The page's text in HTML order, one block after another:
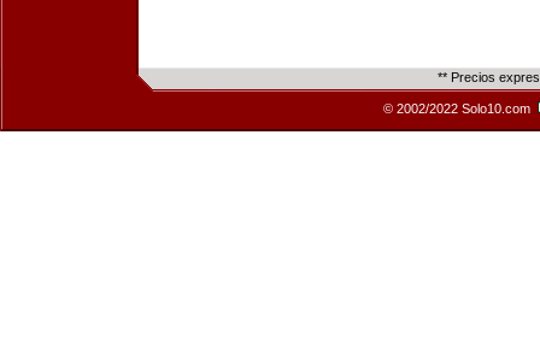
** Precios
© 2002/2022 Solo10.com